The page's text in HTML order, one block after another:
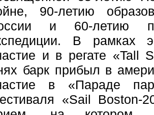
90-летию
и 60-летию
В рамках
и в регате «Tall
барк прибыл в
в «Параде
«Sail Boston-